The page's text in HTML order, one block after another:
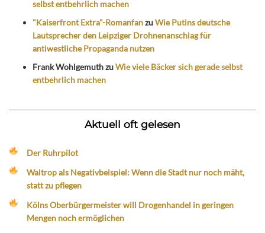
selbst entbehrlich machen
"Kaiserfront Extra"-RomanfanzuWie Putins deutsche
Lautsprecher den Leipziger Drohnenanschlag für
antiwestliche Propaganda nutzen
Frank WohlgemuthzuWie viele Bäcker sich gerade selbst
entbehrlich machen
Aktuell oft gelesen
Der Ruhrpilot
Waltrop als Negativbeispiel: Wenn die Stadt nur noch mäht,
statt zu pflegen
Kölns Oberbürgermeister will Drogenhandel in geringen
Mengen noch ermöglichen